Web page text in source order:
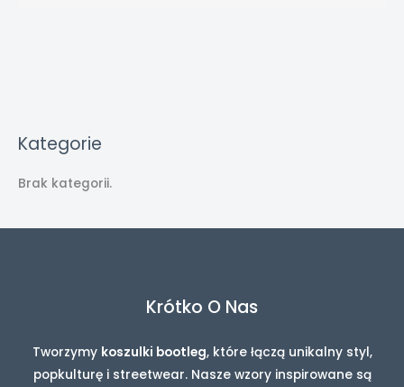
Kategorie
Brak kategorii.
Krótko O Nas
Tworzymy koszulki bootleg, które łączą unikalny styl,
popkulturę i streetwear. Nasze wzory inspirowane są